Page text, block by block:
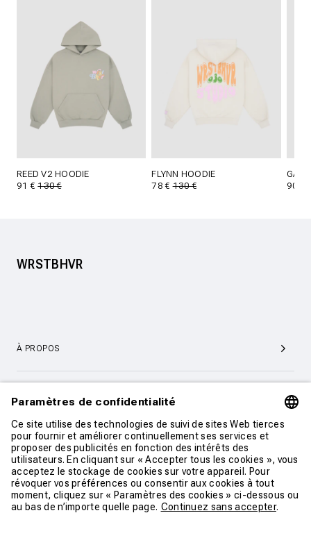
REED V2 HOODIE
91 €130 €
FLYNN HOODIE
78 €130 €
90 €
WRSTBHVR
À PROPOS
CONTACT